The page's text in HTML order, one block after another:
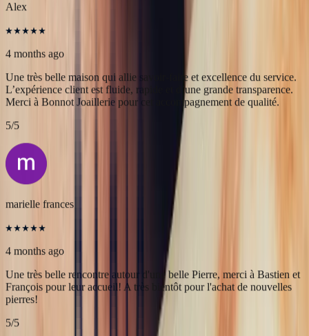
5/5
Alex
Une très belle maison qui allie savoir-faire et excellence du service.
L’expérience client est fluide, rapide et d’une grande transparence.
Merci à Bonnot Joaillerie pour cet accompagnement de qualité.
5/5
marielle frances